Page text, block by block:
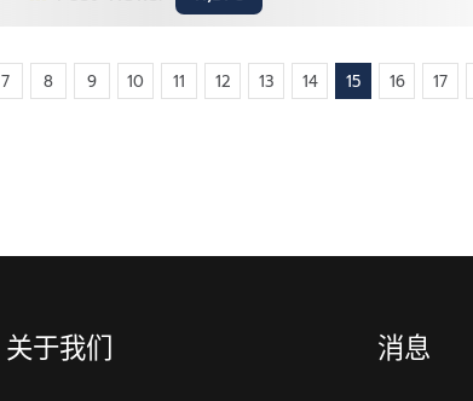
7 8 9 10 11 12 13 14 15 16 17
关于我们 消息